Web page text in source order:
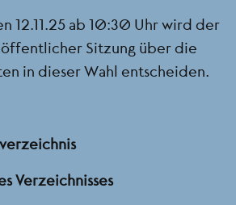
12.11.25 ab 10:30 Uhr wird der
öffentlicher Sitzung über die
in dieser Wahl entscheiden.
Verzeichnisses